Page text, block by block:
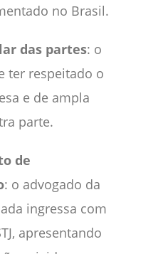
no Brasil.
das partes: o
ter respeitado o
e de ampla
parte.
de
: o advogado da
ingressa com
apresentando